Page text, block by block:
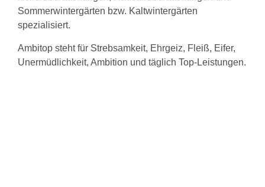
Sommerwintergärten bzw. Kaltwintergärten
spezialisiert.
Ambitop steht für Strebsamkeit, Ehrgeiz, Fleiß, Eifer,
Unermüdlichkeit, Ambition und täglich Top-Leistungen.